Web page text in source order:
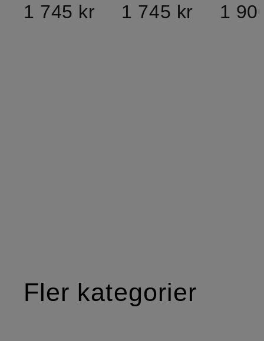
1 745 kr
1 745 kr
1
Fler kategorier